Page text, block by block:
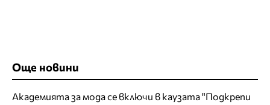
Още новини
Академията за мода се включи в каузата "Подкрепи